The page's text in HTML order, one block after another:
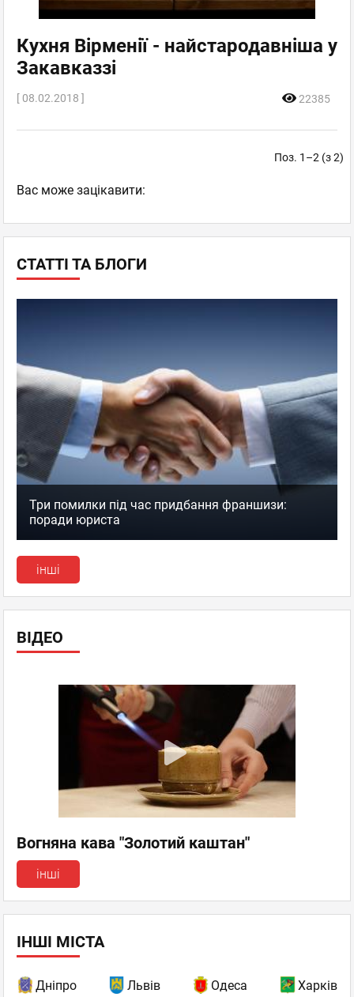
СТАТТІ ТА БЛОГИ
Три помилки під час придбання франшизи:
поради юриста
інші
ВІДЕО
Вогняна кава "Золотий каштан"
інші
Кухня Вірменії - найстародавніша у
Закавказзі
[ 08.02.2018 ] 22385
Поз. 1–2 (з 2)
Вас може зацікавити:
ІНШІ МІСТА
Дніпро Львів Одеса Харків